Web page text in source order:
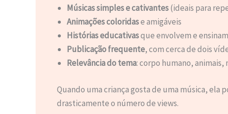
Músicas simples e cativantes(ideais para
Animações coloridase amigáveis
Histórias educativasque envolvem e ensinam
Publicação frequente, com cerca de dois
Relevância do tema: corpo humano, animais,
Quando uma criança gosta de uma música, ela
drasticamente o número de views.